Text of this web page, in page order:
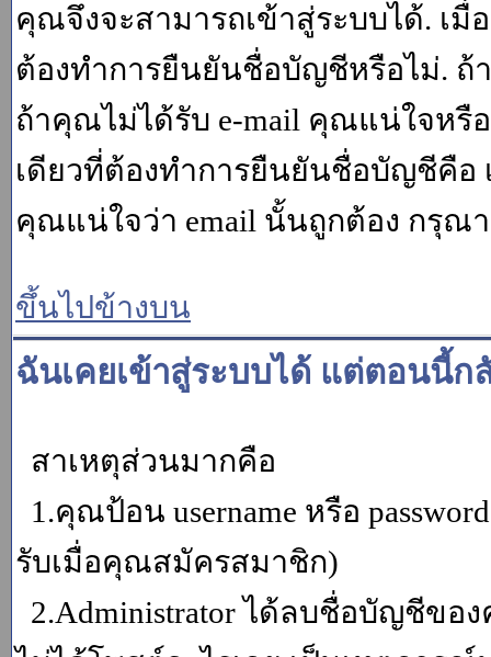
คุณจึงจะสามารถเข้าสู่ระบบได้. เ
ต้องทำการยืนยันชื่อบัญชีหรือไม่.
ถ้าคุณไม่ได้รับ e-mail คุณแน่ใจหรื
เดียวที่ต้องทำการยืนยันชื่อบัญชีคือ
คุณแน่ใจว่า email นั้นถูกต้อง กรุณ
ขึ้นไปข้างบน
ฉันเคยเข้าสู่ระบบได้ แต่ตอนนี้ก
สาเหตุส่วนมากคือ
1.คุณป้อน username หรือ
รับเมื่อคุณสมัครสมาชิก)
2.Administrator ได้ลบชื่อบัญชีขอ